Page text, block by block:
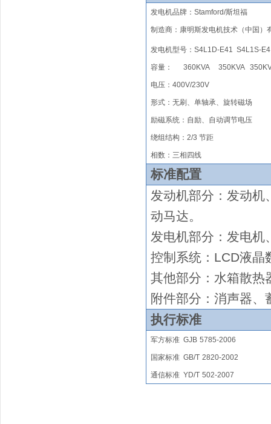
发电机品牌 ：Stamford/斯坦福
制造商：康明斯发电机技术（中国）
发电机型号：S4L1D-E41 S4L1S-E4
容量： 360KVA 350KVA
电压：400V/230V
形式 ：无刷 、单轴承、旋转磁场
励磁系统 ： 自励、自动调节电压
绕组结构 ：2/3 节距
相数：三相四线
标准配置
发动机部分：发动机
动马达。
发电机部分：发电机
控制系统： LCD液晶
其他部分：水箱散热
附件部分：消声器、
执行标准
军方标准GJB 5785-2006
国家标准 GB/T 2820-2002
通信标准 YD/T 502-2007